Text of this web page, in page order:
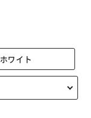
ホワイト